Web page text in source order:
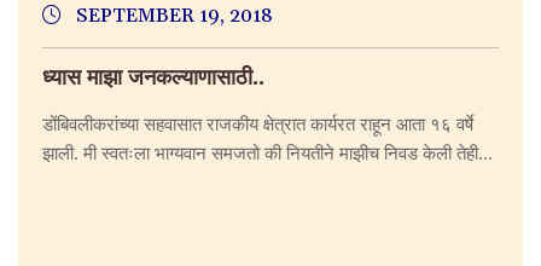
SEPTEMBER 19, 2018
ध्यास माझा जनकल्याणासाठी..
डोंबिवलीकरांच्या सहवासात राजकीय क्षेत्रात कार्यरत राहून आता १६ वर्षे
झाली. मी स्वतःला भाग्यवान समजतो की नियतीने माझीच निवड केली तेही...